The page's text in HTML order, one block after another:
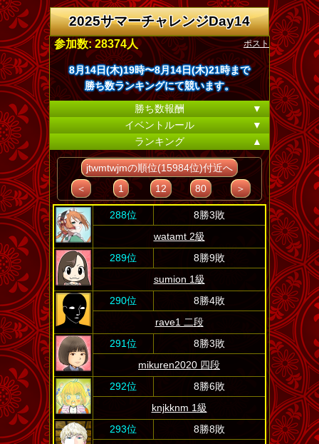
2025サマーチャレンジDay14
ポスト
参加数: 28374人
8月14日(木)19時〜8月14日(木)21時まで
勝ち数ランキングにて競います。
勝ち数報酬
▼
イベントルール
▼
ランキング
▲
jtwmtwjmの順位(15984位)付近へ
＜
1 12 80 ＞
288位
8勝3敗
watamt 2級
289位
8勝9敗
sumion 1級
290位
8勝4敗
rave1 二段
291位
8勝3敗
mikuren2020 四段
292位
8勝6敗
knjkknm 1級
293位
8勝8敗